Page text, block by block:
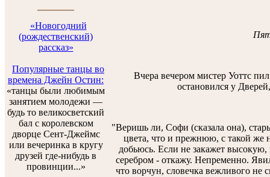
«Новогодний
(рождественский)
рассказ»
Популярные танцы во
времена Джейн Остин:
«танцы были любимым
занятием молодежи —
будь то великосветский
бал с королевском
дворце Сент-Джеймс
или вечеринка в кругу
друзей где-нибудь в
провинции...»
Вчера вечером мистер Уоттс
остановился у
"Веришь ли, Софи (сказала она),
цвета, что и прежнюю, с такой же
добьюсь. Если не закажет
серебром - откажу. Непременно.
что ворчун, словечка вежливого не